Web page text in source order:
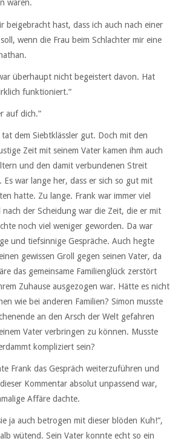
waren.
beigebracht hast, dass ich auch nach einer
wenn die Frau beim Schlachter mir eine
überhaupt nicht begeistert davon. Hat
funktioniert.“
auf dich.“
dem Siebtklässler gut. Doch mit den
Zeit mit seinem Vater kamen ihm auch
und den damit verbundenen Streit
Es war lange her, dass er sich so gut mit
hatte. Zu lange. Frank war immer viel
der Scheidung war die Zeit, die er mit
noch viel weniger geworden. Da war
und tiefsinnige Gespräche. Auch hegte
gewissen Groll gegen seinen Vater, da
das gemeinsame Familienglück zerstört
Zuhause ausgezogen war. Hätte es nicht
wie bei anderen Familien? Simon musste
an den Arsch der Welt gefahren
Vater verbringen zu können. Musste
kompliziert sein?
Frank das Gespräch weiterzuführen und
Kommentar absolut unpassend war,
Affäre dachte.
ja auch betrogen mit dieser blöden Kuh!“,
wütend. Sein Vater konnte echt so ein